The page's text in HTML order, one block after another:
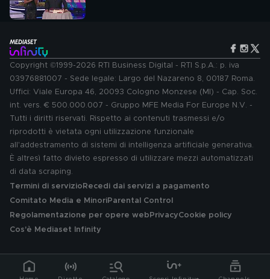
Copyright ©1999-2026 RTI Business Digital - RTI S.p.A.: p. iva
03976881007 - Sede legale: Largo del Nazareno 8, 00187 Roma.
Uffici: Viale Europa 46, 20093 Cologno Monzese (MI) - Cap. Soc.
int. vers. € 500.000.007 - Gruppo MFE Media For Europe N.V. -
Tutti i diritti riservati. Rispetto ai contenuti trasmessi e/o
riprodotti è vietata ogni utilizzazione funzionale
all'addestramento di sistemi di intelligenza artificiale generativa.
È altresì fatto divieto espresso di utilizzare mezzi automatizzati
di data scraping.
Termini di servizio Recedi dai servizi a pagamento
Comitato Media e MinoriParental Control
Regolamentazione per opere web PrivacyCookie policy
Cos'è Mediaset Infinity